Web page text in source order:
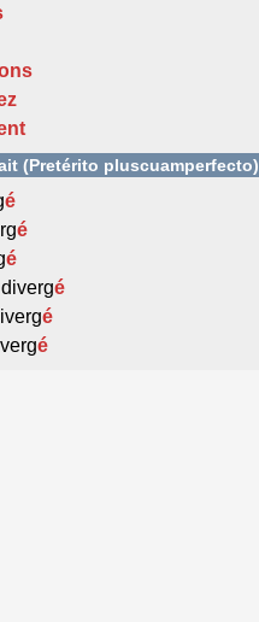
(Pretérito pluscuamperfecto)
é
é
é
é
é
é